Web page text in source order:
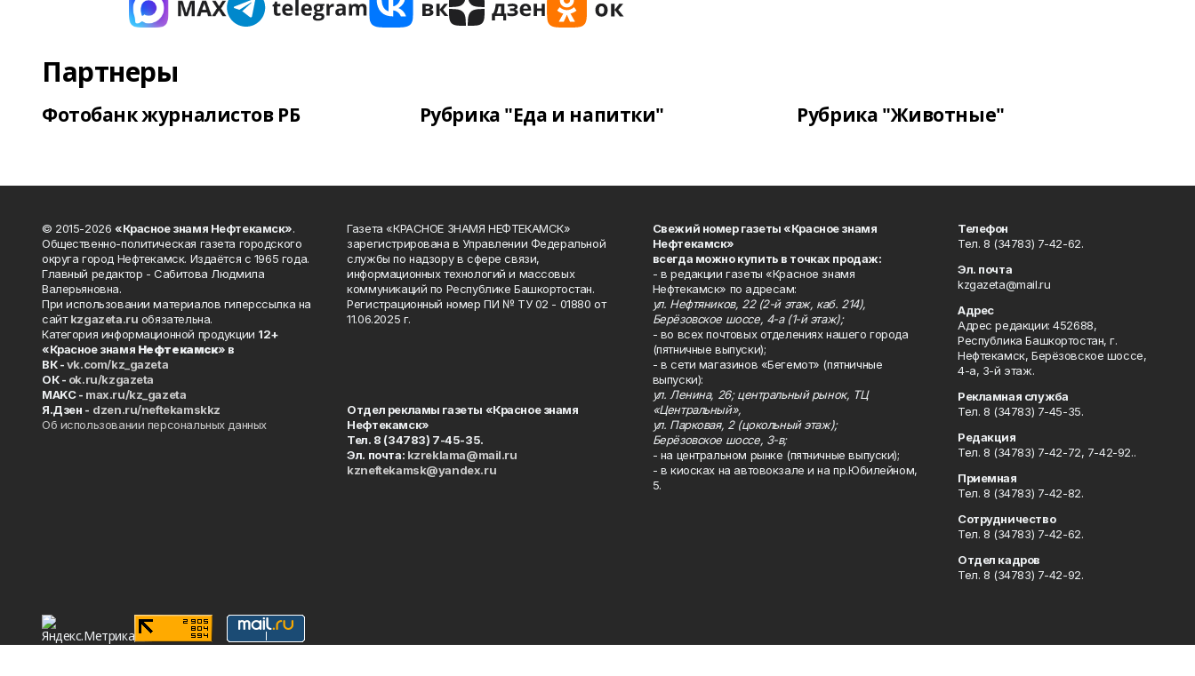
Партнеры
Фотобанк журналистов РБ Рубрика "Еда и напитки" Рубрика "Животные"
© 2015-2026 «Красное знамя Нефтекамск».
Общественно-политическая газета городского
округа город Нефтекамск. Издаётся с 1965 года.
Главный редактор - Сабитова Людмила
Валерьяновна.
При использовании материалов гиперссылка на
сайтkzgazeta.ru обязательна.
Категория информационной продукции 12+
«Красное знамя Нефтекамск» в
ВК -vk.com/kz_gazeta
ОК - ok.ru/kzgazeta
MAKC - max.ru/kz_gazeta
Я.Дзен - dzen.ru/neftekamskkz
Об использовании персональных данных
Газета «КРАСНОЕ ЗНАМЯ НЕФТЕКАМСК»
зарегистрирована в Управлении Федеральной
службы по надзору в сфере связи,
информационных технологий и массовых
коммуникаций по Республике Башкортостан.
Регистрационный номер ПИ № ТУ 02 - 01880 от
11.06.2025 г.
Отдел рекламы газеты «Красное знамя
Нефтекамск»
Тел. 8 (34783) 7-45-35.
Эл. почта: kzreklama@mail.ru
kzneftekamsk@yandex.ru
Свежий номер газеты «Красное знамя
Нефтекамск»
всегда можно купить в точках продаж:
- в редакции газеты «Красное знамя
Нефтекамск» по адресам:
ул. Нефтяников, 22 (2-й этаж, каб. 214),
Берёзовское шоссе, 4-а (1-й этаж);
- во всех почтовых отделениях нашего города
(пятничные выпуски);
- в сети магазинов «Бегемот» (пятничные
выпуски):
ул. Ленина, 26; центральный рынок, ТЦ
«Центральный»,
ул. Парковая, 2 (цокольный этаж);
Берёзовское шоссе, 3-в;
- на центральном рынке (пятничные выпуски);
- в киосках на автовокзале и на пр.Юбилейном,
5.
Телефон
Тел. 8 (34783) 7-42-62.
Эл. почта
kzgazeta@mail.ru
Адрес
Адрес редакции: 452688,
Республика Башкортостан, г.
Нефтекамск, Берёзовское шоссе,
4-а, 3-й этаж.
Рекламная служба
Тел. 8 (34783) 7-45-35.
Редакция
Тел. 8 (34783) 7-42-72, 7-42-92..
Приемная
Тел. 8 (34783) 7-42-82.
Сотрудничество
Тел. 8 (34783) 7-42-62.
Отдел кадров
Тел. 8 (34783) 7-42-92.